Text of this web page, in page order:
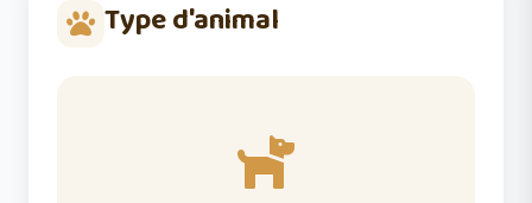
Type d'animal